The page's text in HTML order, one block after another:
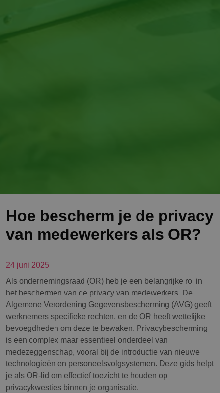
Hoe bescherm je de privacy
van medewerkers als OR?
24 juni 2025
Als ondernemingsraad (OR) heb je een belangrijke rol in
het beschermen van de privacy van medewerkers. De
Algemene Verordening Gegevensbescherming (AVG) geeft
werknemers specifieke rechten, en de OR heeft wettelijke
bevoegdheden om deze te bewaken. Privacybescherming
is een complex maar essentieel onderdeel van
medezeggenschap, vooral bij de introductie van nieuwe
technologieën en personeelsvolgsystemen. Deze gids helpt
je als OR-lid om effectief toezicht te houden op
privacykwesties binnen je organisatie.